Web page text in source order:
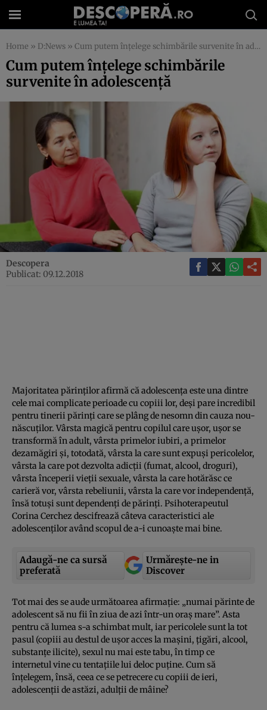
Home » D:News » Cum putem înţelege schimbările survenite în adolescenţă
Cum putem înţelege schimbările
survenite în adolescenţă
Descopera
Publicat: 09.12.2018
Majoritatea părinţilor afirmă că adolescenţa este una dintre
cele mai complicate perioade cu copiii lor, deşi pare incredibil
pentru tinerii părinţi care se plâng de nesomn din cauza nou-
născuţilor. Vârsta magică pentru copilul care uşor, uşor se
transformă în adult, vârsta primelor iubiri, a primelor
dezamăgiri şi, totodată, vârsta la care sunt expuşi pericolelor,
vârsta la care pot dezvolta adicţii (fumat, alcool, droguri),
vârsta începerii vieţii sexuale, vârsta la care hotărăsc ce
carieră vor, vârsta rebeliunii, vârsta la care vor independenţă,
însă totuşi sunt dependenţi de părinţi. Psihoterapeutul
Corina Cerchez descifrează câteva caracteristici ale
adolescenţilor având scopul de a-i cunoaşte mai bine.
Adaugă-ne ca sursă
preferată
Urmărește-ne in
Discover
Tot mai des se aude următoarea afirmaţie: „numai părinte de
adolescent să nu fii în ziua de azi într-un oraş mare”. Asta
pentru că lumea s-a schimbat mult, iar pericolele sunt la tot
pasul (copiii au destul de uşor acces la maşini, ţigări, alcool,
substanţe ilicite), sexul nu mai este tabu, în timp ce
internetul vine cu tentaţiile lui deloc puţine. Cum să
înţelegem, însă, ceea ce se petrecere cu copiii de ieri,
adolescenţii de astăzi, adulţii de mâine?